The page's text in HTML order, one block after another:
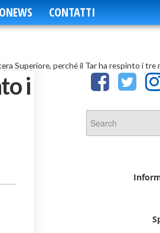
CONTATTI
Superiore, perché il Tar ha respinto i
i